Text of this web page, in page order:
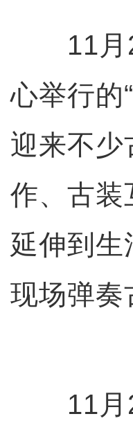
11月
心举行的
迎来不少
作、古装
延伸到生
现场弹奏
11月